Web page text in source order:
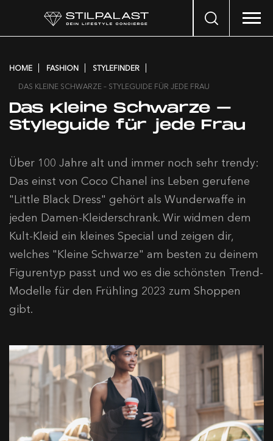
Search
HOME FASHION
STYLEFINDER
DAS KLEINE SCHWARZE – STYLEGUIDE FÜR JEDE FRAU
Das Kleine Schwarze –
Styleguide für jede Frau
Über 100 Jahre alt und immer noch sehr trendy:
Das einst von Coco Chanel ins Leben gerufene
"Little Black Dress" gehört als Wunderwaffe in
jeden Damen-Kleiderschrank. Wir widmen dem
Kult-Kleid ein kleines Special und zeigen dir,
welches "Kleine Schwarze" am besten zu deinem
Figurentyp passt und wo es die schönsten Trend-
Modelle für den Frühling 2023 zum Shoppen
gibt.